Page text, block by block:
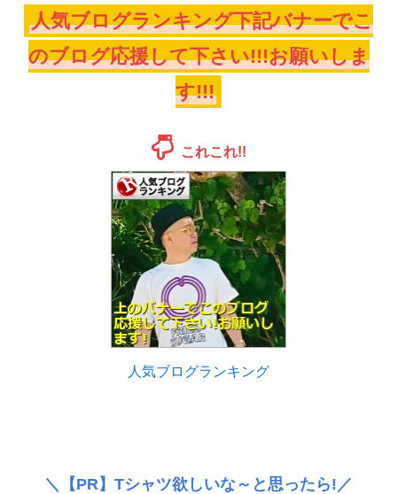
人気ブログランキング下記バナーでこ
のブログ応援して下さい!!!お願いしま
す!!!
これこれ!!
人気ブログランキング
＼ 【PR】 Tシャツ欲しいな～と思ったら!／